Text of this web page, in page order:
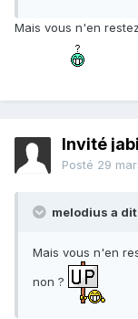
Mais vous n'en
Invité
Posté 29
melodius a dit
Mais vous n'en
non ?